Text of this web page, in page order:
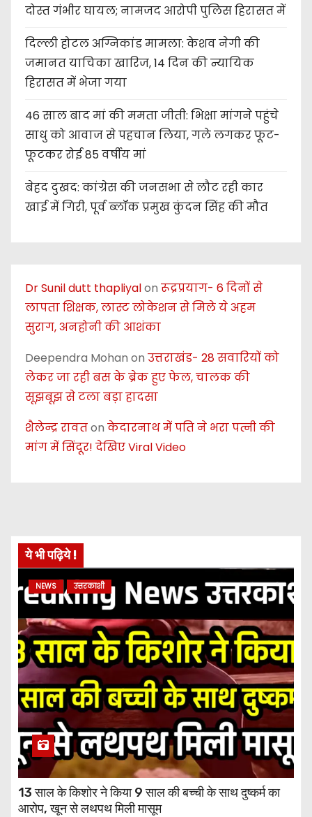
दोस्त गंभीर घायल; नामजद आरोपी पुलिस हिरासत में
दिल्ली होटल अग्निकांड मामला: केशव नेगी की
जमानत याचिका खारिज, 14 दिन की न्यायिक
हिरासत में भेजा गया
46 साल बाद मां की ममता जीती: भिक्षा मांगने पहुंचे
साधु को आवाज से पहचान लिया, गले लगकर फूट-
फूटकर रोई 85 वर्षीय मां
बेहद दुखद: कांग्रेस की जनसभा से लौट रही कार
खाई में गिरी, पूर्व ब्लॉक प्रमुख कुंदन सिंह की मौत
Dr Sunil dutt thapliyalon रूद्रप्रयाग- 6 दिनों से
लापता शिक्षक, लास्ट लोकेशन से मिले ये अहम
सुराग, अनहोनी की आशंका
Deependra Mohan on उत्तराखंड- 28 सवारियों को
लेकर जा रही बस के ब्रेक हुए फेल, चालक की
सूझबूझ से टला बड़ा हादसा
शैलेन्द्र रावतon केदारनाथ में पति ने भरा पत्नी की
मांग में सिंदूर! देखिए Viral Video
ये भी पढ़िये !
NEWS उत्तरकाशी
13 साल के किशोर ने किया 9 साल की बच्ची के साथ दुष्कर्म का
आरोप, खून से लथपथ मिली मासूम